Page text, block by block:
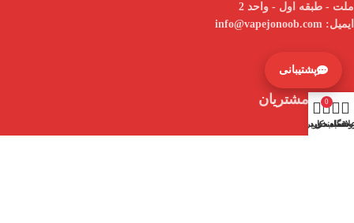
ملت - طبقه اول - واحد 2
ایمیل:
خدمات مشتریان
مندی
0
سبد خرید
حساب کاربری من
پشتیبانی